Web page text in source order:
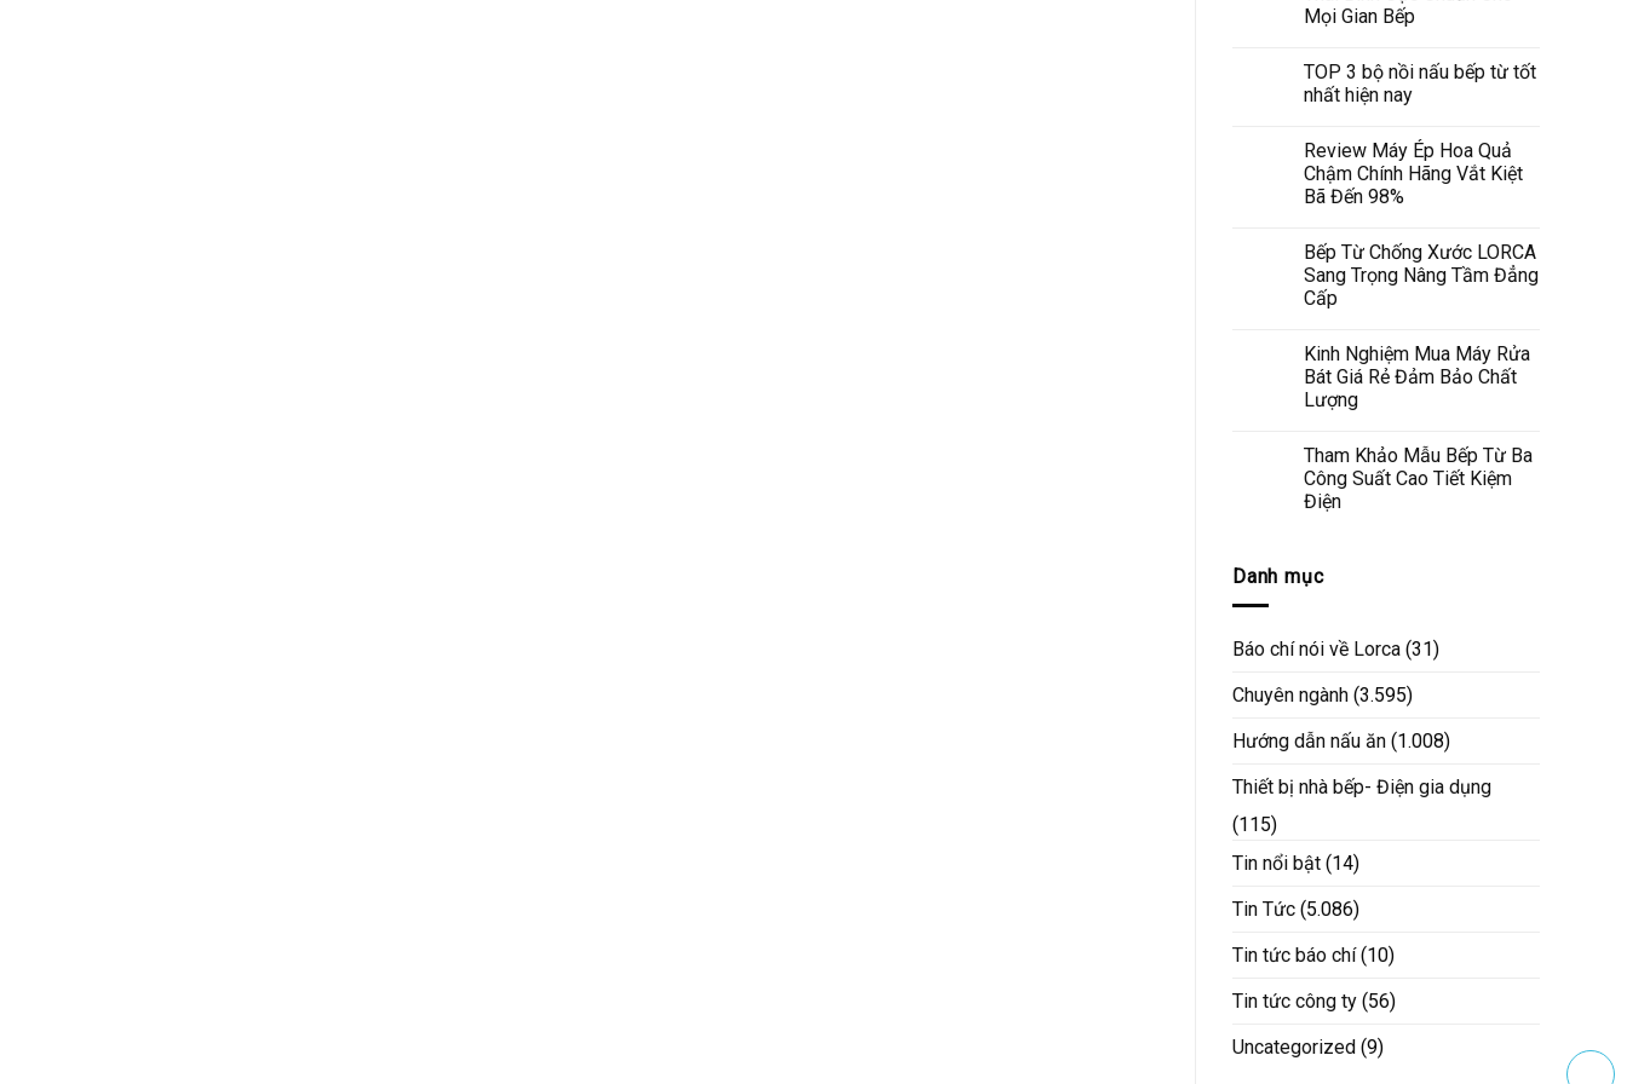
Mọi Gian Bếp
TOP 3 bộ nồi nấu bếp từ tốt
nhất hiện nay
Review Máy Ép Hoa Quả
Chậm Chính Hãng Vắt Kiệt
Bã Đến 98%
Bếp Từ Chống Xước LORCA
Sang Trọng Nâng Tầm Đẳng
Cấp
Kinh Nghiệm Mua Máy Rửa
Bát Giá Rẻ Đảm Bảo Chất
Lượng
Tham Khảo Mẫu Bếp Từ Ba
Công Suất Cao Tiết Kiệm
Điện
Danh mục
Báo chí nói về Lorca (31)
Chuyên ngành (3.595)
Hướng dẫn nấu ăn (1.008)
Thiết bị nhà bếp- Điện gia dụng
(115)
Tin nổi bật (14)
Tin Tức (5.086)
Tin tức báo chí(10)
Tin tức công ty (56)
Uncategorized (9)